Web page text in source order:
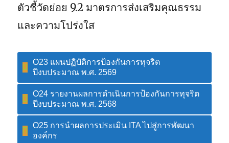
ตัวชี้วัดย่อย 9.2 มาตรการส่งเสริมคุณธรรม
และความโปร่งใส
O23 แผนปฏิบัติการป้องกันการทุจริต
ปีงบประมาณ พ.ศ. 2569
O24 รายงานผลการดำเนินการป้องกันการทุจริต
ปีงบประมาณ พ.ศ. 2568
O25 การนำผลการประเมิน ITA ไปสู่การพัฒนา
องค์กร